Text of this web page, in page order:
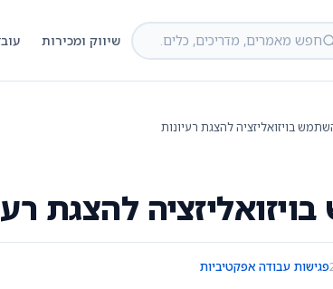
שיווק ומכירות
בויזואליזציה להצגת רעיונות
להצגת
פגישות עבודה אפקטיביות